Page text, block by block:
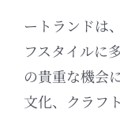
ートランドは
フスタイルに
の貴重な機会
文化、クラフ